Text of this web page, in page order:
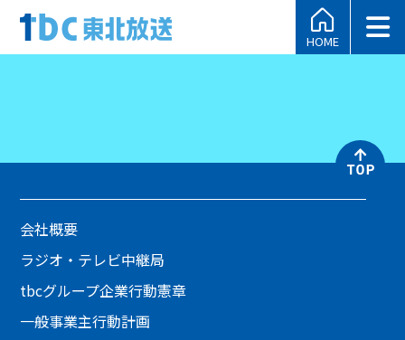
HOME
会社概要
ラジオ・テレビ中継局
tbcグループ企業行動憲章
一般事業主行動計画